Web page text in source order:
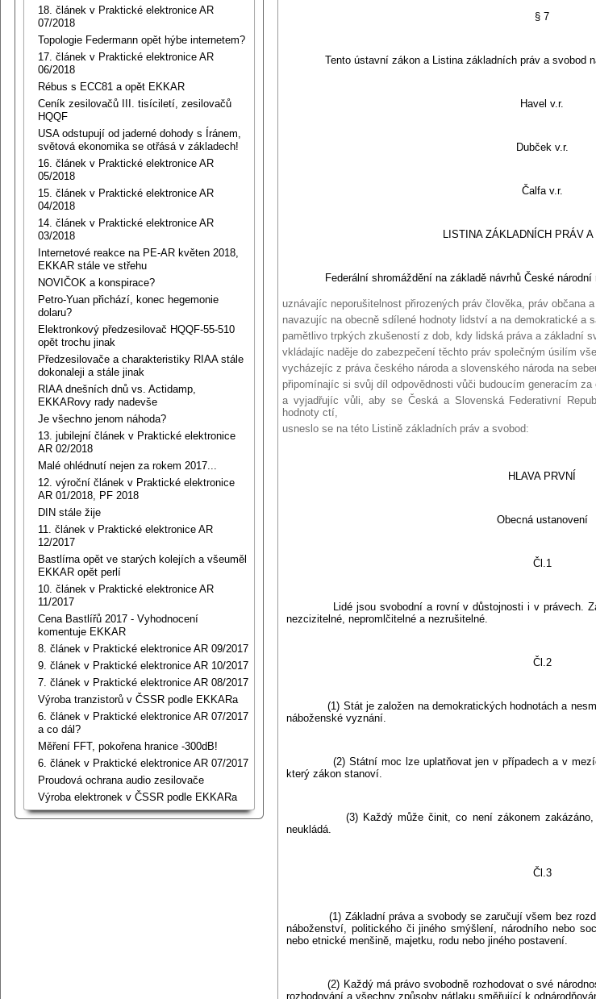
18. článek v Praktické elektronice AR
07/2018
Topologie Federmann opět hýbe internetem?
17. článek v Praktické elektronice AR
06/2018
Rébus s ECC81 a opět EKKAR
Ceník zesilovačů III. tisíciletí, zesilovačů
HQQF
USA odstupují od jaderné dohody s Íránem,
světová ekonomika se otřásá v základech!
16. článek v Praktické elektronice AR
05/2018
15. článek v Praktické elektronice AR
04/2018
14. článek v Praktické elektronice AR
03/2018
Internetové reakce na PE-AR květen 2018,
EKKAR stále ve střehu
NOVIČOK a konspirace?
Petro-Yuan přichází, konec hegemonie
dolaru?
Elektronkový předzesilovač HQQF-55-510
opět trochu jinak
Předzesilovače a charakteristiky RIAA stále
dokonaleji a stále jinak
RIAA dnešních dnů vs. Actidamp,
EKKARovy rady nadevše
Je všechno jenom náhoda?
13. jubilejní článek v Praktické elektronice
AR 02/2018
Malé ohlédnutí nejen za rokem 2017...
12. výroční článek v Praktické elektronice
AR 01/2018, PF 2018
DIN stále žije
11. článek v Praktické elektronice AR
12/2017
Bastlírna opět ve starých kolejích a všeuměl
EKKAR opět perlí
10. článek v Praktické elektronice AR
11/2017
Cena Bastlířů 2017 - Vyhodnocení
komentuje EKKAR
8. článek v Praktické elektronice AR 09/2017
9. článek v Praktické elektronice AR 10/2017
7. článek v Praktické elektronice AR 08/2017
Výroba tranzistorů v ČSSR podle EKKARa
6. článek v Praktické elektronice AR 07/2017
a co dál?
Měření FFT, pokořena hranice -300dB!
6. článek v Praktické elektronice AR 07/2017
Proudová ochrana audio zesilovače
Výroba elektronek v ČSSR podle EKKARa
§ 7
Tento ústavní zákon a Listina základních práv a svobod
Havel v.r.
Dubček v.r.
Čalfa v.r.
LISTINA ZÁKLADNÍCH PRÁV
Federální shromáždění na základě návrhů České národní
uznávajíc neporušitelnost přirozených práv člověka, práv občana
navazujíc na obecně sdílené hodnoty lidství a na demokratické a
pamětlivo trpkých zkušeností z dob, kdy lidská práva a základní
vkládajíc naděje do zabezpečení těchto práv společným úsilím
vycházejíc z práva českého národa a slovenského národa na
připomínajíc si svůj díl odpovědnosti vůči budoucím generacím
a vyjadřujíc vůli, aby se Česká a Slovenská Federativní
hodnoty ctí,
usneslo se na této Listině základních práv a svobod:
HLAVA PRVNÍ
Obecná ustanovení
Čl.1
Lidé jsou svobodní a rovní v důstojnosti i v právech.
nezcizitelné, nepromlčitelné a nezrušitelné.
Čl.2
(1) Stát je založen na demokratických hodnotách a nesmí
náboženské vyznání.
(2) Státní moc lze uplatňovat jen v případech a v mezích
který zákon stanoví.
(3) Každý může činit, co není zákonem zakázáno, a
neukládá.
Čl.3
(1) Základní práva a svobody se zaručují všem bez
náboženství, politického či jiného smýšlení, národního nebo
nebo etnické menšině, majetku, rodu nebo jiného postavení.
(2) Každý má právo svobodně rozhodovat o své
rozhodování a všechny způsoby nátlaku směřující k